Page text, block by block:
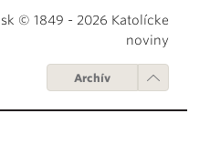
© 1849 - 2026 Katolícke
noviny
Archív